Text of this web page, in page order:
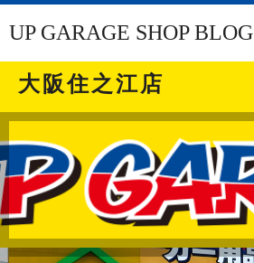
UP GARAGE SHOP BLOG
大阪住之江店